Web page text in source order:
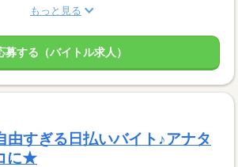
もっと見る
募する（バイトル求人）
すぎる日払いバイト♪アナタ
に★